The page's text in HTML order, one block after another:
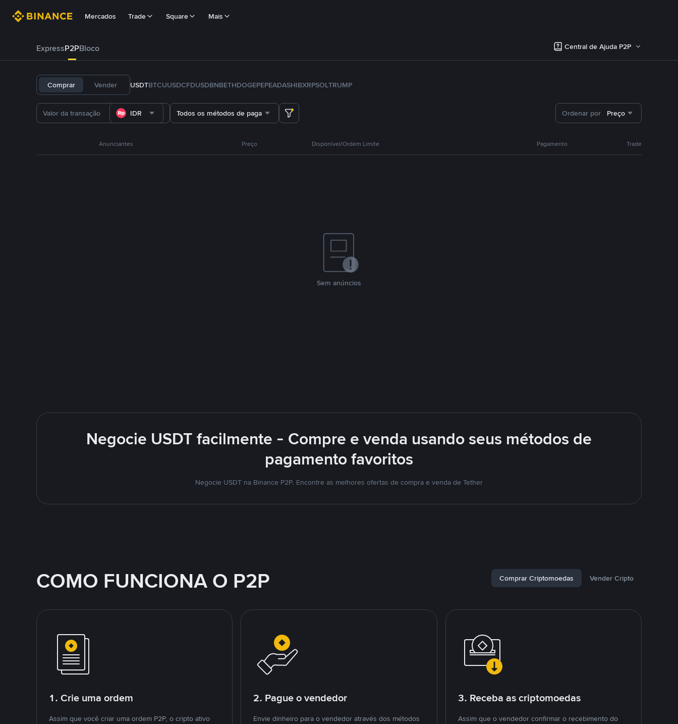
Mercados Trade Square Mais
ExpressP2PBloco Central de Ajuda P2P
Comprar Vender USDTBTCUUSDCFDUSDBNBETHDOGEPEPEADASHIBXRPSOLTRUMP
IDR Todos os métodos de pagamento Ordenar por Preço
Anunciantes Preço Disponível/Ordem Limite Pagamento Trade
Sem anúncios
Negocie USDT facilmente - Compre e venda usando seus métodos de
pagamento favoritos
Negocie USDT na Binance P2P. Encontre as melhores ofertas de compra e venda de Tether
COMO FUNCIONA O P2P Comprar Criptomoedas Vender Cripto
1. Crie uma ordem
Assim que você criar uma ordem P2P, o cripto ativo
2. Pague o vendedor
Envie dinheiro para o vendedor através dos métodos
3. Receba as criptomoedas
Assim que o vendedor confirmar o recebimento do